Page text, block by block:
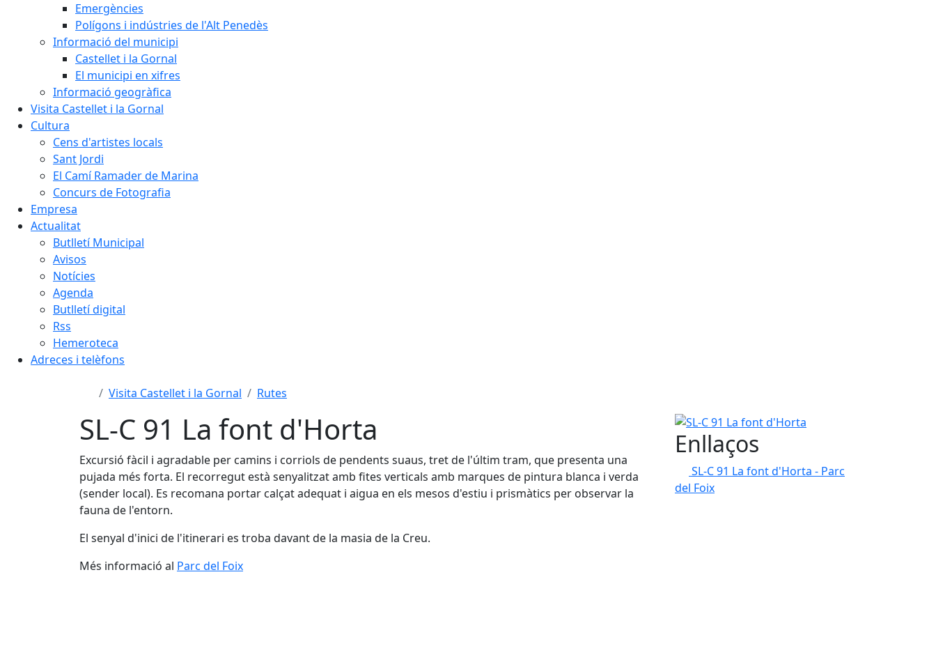
Emergències
Polígons i indústries de l'Alt Penedès
Informació del municipi
Castellet i la Gornal
El municipi en xifres
Informació geogràfica
Visita Castellet i la Gornal
Cultura
Cens d'artistes locals
Sant Jordi
El Camí Ramader de Marina
Concurs de Fotografia
Empresa
Actualitat
Butlletí Municipal
Avisos
Notícies
Agenda
Butlletí digital
Rss
Hemeroteca
Adreces i telèfons
Visita Castellet i la Gornal Rutes
SL-C 91 La font d'Horta
Excursió fàcil i agradable per camins i corriols de pendents suaus, tret de l'últim tram, que presenta una
pujada més forta. El recorregut està senyalitzat amb fites verticals amb marques de pintura blanca i verda
(sender local). Es recomana portar calçat adequat i aigua en els mesos d'estiu i prismàtics per observar la
fauna de l'entorn.
El senyal d'inici de l'itinerari es troba davant de la masia de la Creu.
Més informació al Parc del Foix
SL-C 91 La font d'Horta
Enllaços
SL-C 91 La font d'Horta - Parc
del Foix